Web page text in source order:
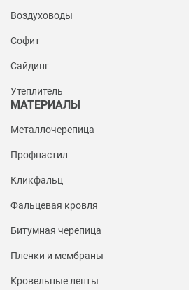
Воздуховоды
Софит
Сайдинг
Утеплитель
МАТЕРИАЛЫ
Металлочерепица
Профнастил
Кликфальц
Фальцевая кровля
Битумная черепица
Пленки и мембраны
Кровельные ленты